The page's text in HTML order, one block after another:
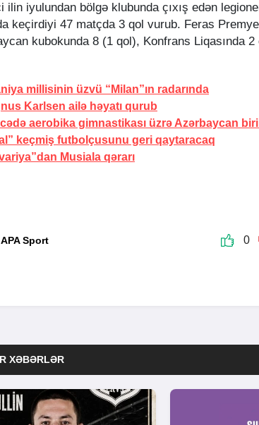
ilin iyulundan bölgə klubunda çıxış edən legioner
keçirdiyi 47 matçda 3 qol vurub. Feras
kubokunda 8 (1 qol), Konfrans Liqasında
millisinin üzvü “Milan”ın radarında
Karlsen ailə həyatı qurub
aerobika gimnastikası üzrə Azərbaycan
keçmiş futbolçusunu geri qaytaracaq
Musiala qərarı
APA Sport 0
XƏBƏRLƏR